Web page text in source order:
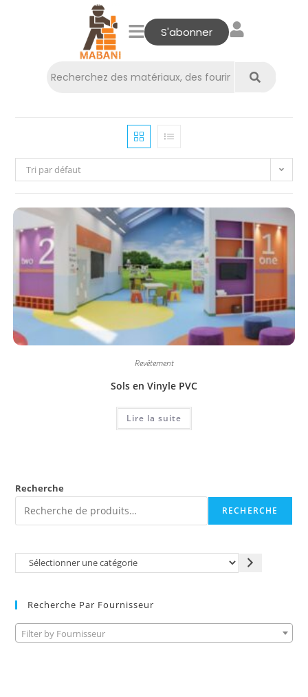
S'abonner
Tri par défaut
Revêtement
Sols en Vinyle PVC
Lire la suite
Recherche
RECHERCHE
Recherche Par Fournisseur
Filter by Fournisseur